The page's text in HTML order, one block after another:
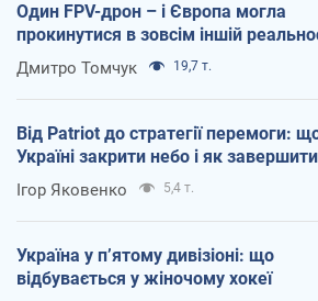
Один FPV-дрон – і Європа могла
прокинутися в зовсім іншій
Дмитро Томчук 19,7 т.
Від Patriot до стратегії перемоги:
Україні закрити небо і як
Ігор Яковенко 5,4 т.
Україна у п’ятому дивізіоні: що
відбувається у жіночому хокеї